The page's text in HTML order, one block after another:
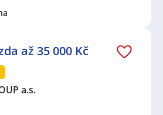
až 35 000 Kč
a.s.